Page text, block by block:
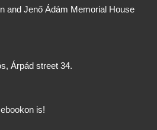
and Jenő Ádám Memorial House
Árpád street 34.
on is!